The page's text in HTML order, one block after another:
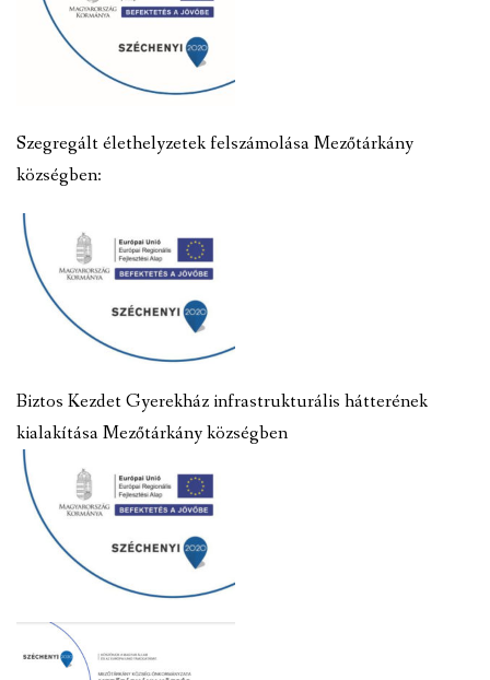
Szegregált élethelyzetek felszámolása Mezőtárkány
községben:
Biztos Kezdet Gyerekház infrastrukturális hátterének
kialakítása Mezőtárkány községben